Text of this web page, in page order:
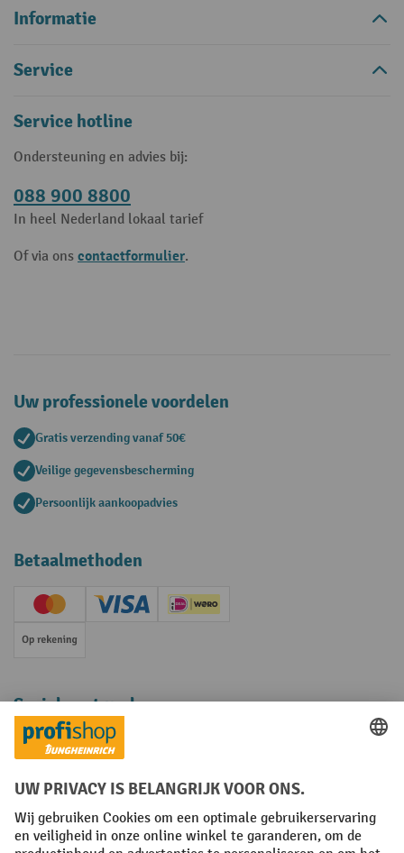
Informatie
Service
Service hotline
Ondersteuning en advies bij:
088 900 8800
In heel Nederland lokaal tarief
Of via ons contactformulier.
Uw professionele voordelen
Gratis verzending vanaf 50€
Veilige gegevensbescherming
Persoonlijk aankoopadvies
Betaalmethoden
Creditcard (Master)Creditcard (Visa)iDEAL | Wero
Op rekening
Sociale netwerken
Facebook
YouTube
LinkedInInstagram
Algemene leveringsvoorwaarden Copyright